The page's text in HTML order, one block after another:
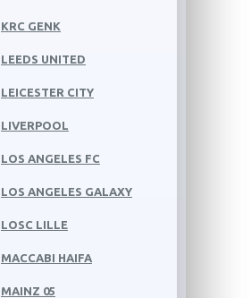
KRC GENK
LEEDS UNITED
LEICESTER CITY
LIVERPOOL
LOS ANGELES FC
LOS ANGELES GALAXY
LOSC LILLE
MACCABI HAIFA
MAINZ 05